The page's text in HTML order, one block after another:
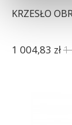
KRZESŁO
1 004,83 zł1